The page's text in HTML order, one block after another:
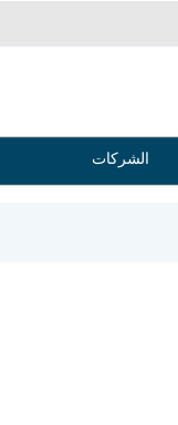
الشركات